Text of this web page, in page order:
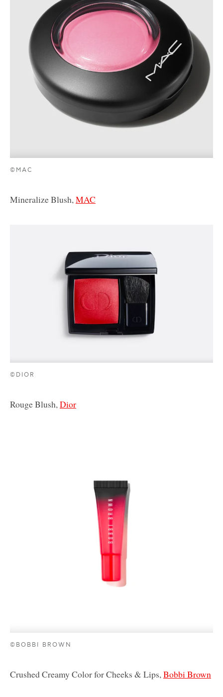
©MAC
Mineralize Blush,MAC
©DIOR
Rouge Blush, Dior
©BOBBI BROWN
Crushed Creamy Color for Cheeks & Lips,Bobbi Brown